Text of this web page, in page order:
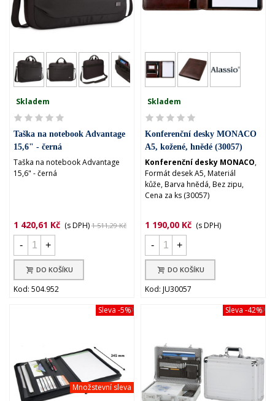
Skladem
Taška na notebook Advantage
15,6" - černá
Taška na notebook Advantage
15,6" - černá
1 420,61 Kč (s DPH) 1 511,29 Kč
- +
DO KOŠÍKU
Kod: 504.952
Skladem
Konferenční desky MONACO
A5, kožené, hnědé (30057)
Konferenční desky MONACO,
Formát desek A5, Materiál
kůže, Barva hnědá, Bez zipu,
Cena za ks (30057)
1 190,00 Kč (s DPH)
-
+
DO KOŠÍKU
Kod: JU30057
Množstevní sleva
Sleva -5% Sleva -42%